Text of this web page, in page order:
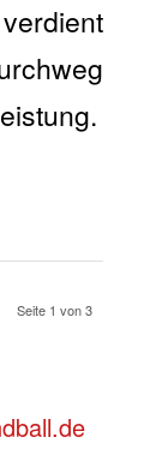
Seite 1 von 3